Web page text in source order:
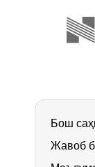
Бош
Жавоб